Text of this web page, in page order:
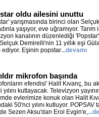
oldu ailesini unuttu
yarışmasında birinci olan
yaşıyor, eve uğramıyor.
kanalının düzenlediği
Demirelli'nin 11 yıllık eşi
ediyor. Eşinin popstar...devamı
mikrofon başında
efendisi' Halit Kıvanç, bu
yılını kutlayacak. Televizyon
evlerimize konuk olan Halit
50'nci yılını kutluyor.
Sezen Aksu'dan Erol Evgin'e,